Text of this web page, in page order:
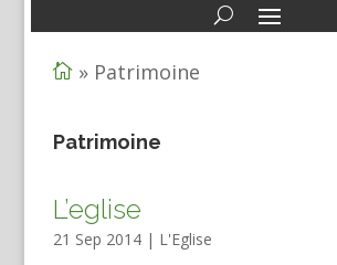
» Patrimoine
Patrimoine
L’eglise
21 Sep 2014| L'Eglise